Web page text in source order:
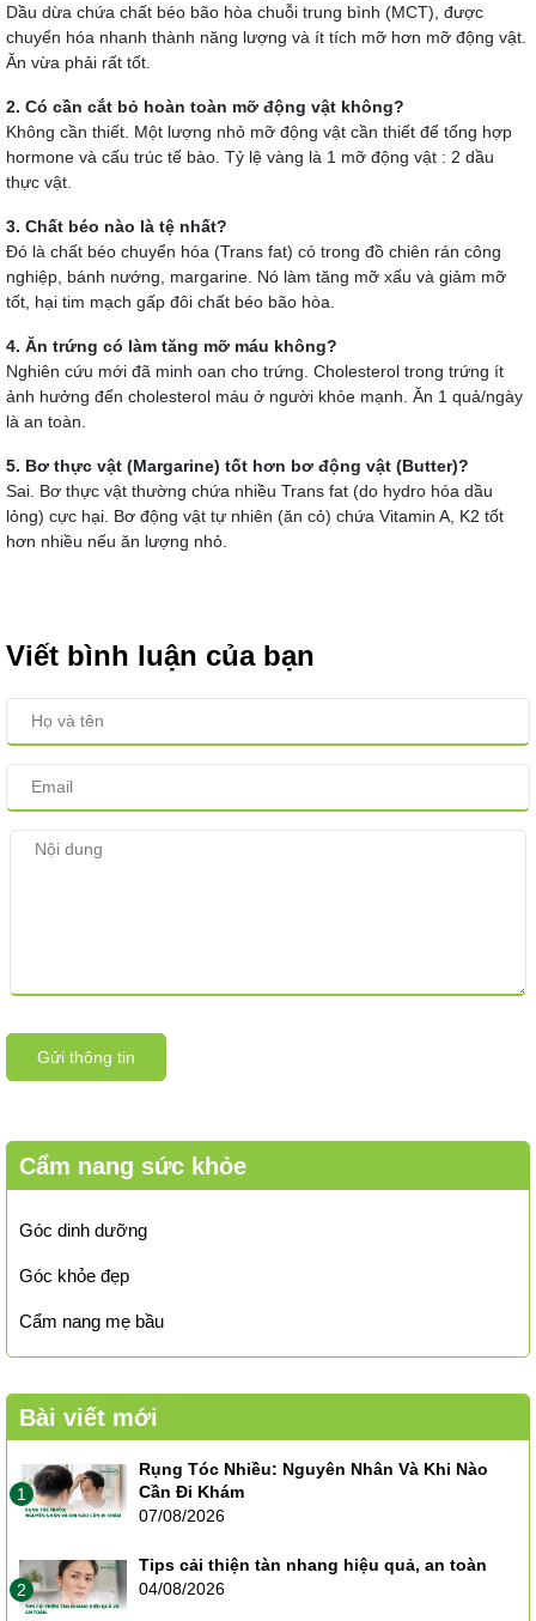
Dầu dừa chứa chất béo bão hòa chuỗi trung bình (MCT), được
chuyển hóa nhanh thành năng lượng và ít tích mỡ hơn mỡ động vật.
Ăn vừa phải rất tốt.
2. Có cần cắt bỏ hoàn toàn mỡ động vật không?
Không cần thiết. Một lượng nhỏ mỡ động vật cần thiết để tổng hợp
hormone và cấu trúc tế bào. Tỷ lệ vàng là 1 mỡ động vật : 2 dầu
thực vật.
3. Chất béo nào là tệ nhất?
Đó là chất béo chuyển hóa (Trans fat) có trong đồ chiên rán công
nghiệp, bánh nướng, margarine. Nó làm tăng mỡ xấu và giảm mỡ
tốt, hại tim mạch gấp đôi chất béo bão hòa.
4. Ăn trứng có làm tăng mỡ máu không?
Nghiên cứu mới đã minh oan cho trứng. Cholesterol trong trứng ít
ảnh hưởng đến cholesterol máu ở người khỏe mạnh. Ăn 1 quả/ngày
là an toàn.
5. Bơ thực vật (Margarine) tốt hơn bơ động vật (Butter)?
Sai. Bơ thực vật thường chứa nhiều Trans fat (do hydro hóa dầu
lỏng) cực hại. Bơ động vật tự nhiên (ăn cỏ) chứa Vitamin A, K2 tốt
hơn nhiều nếu ăn lượng nhỏ.
Viết bình luận của bạn
Gửi thông tin
Cẩm nang sức khỏe
Góc dinh dưỡng
Góc khỏe đẹp
Cẩm nang mẹ bầu
Bài viết mới
1
Rụng Tóc Nhiều: Nguyên Nhân Và Khi Nào
Cần Đi Khám
07/08/2026
2
Tips cải thiện tàn nhang hiệu quả, an toàn
04/08/2026